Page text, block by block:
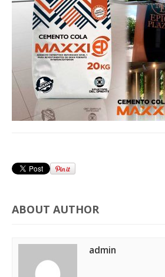
ABOUT AUTHOR
admin